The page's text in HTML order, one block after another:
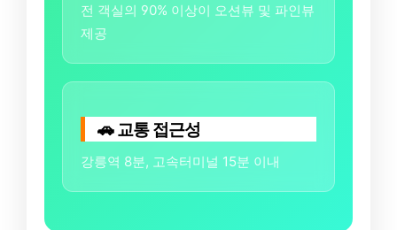
전 객실의 90% 이상이 오션뷰 및 파인뷰
제공
🚗 교통 접근성
강릉역 8분, 고속터미널 15분 이내